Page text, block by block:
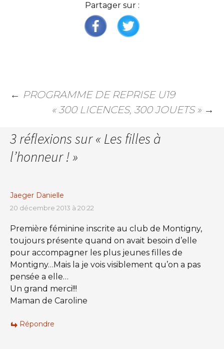
Partager sur :
← PROGRAMME DE REPRISE U19
« 300 LICENCES, 300 JOUETS » →
3 réflexions sur « Les filles à
l’honneur !»
Jaeger Danielle
20 décembre 2013 à 20:22
Première féminine inscrite au club de Montigny,
toujours présente quand on avait besoin d’elle
pour accompagner les plus jeunes filles de
Montigny…Mais la je vois visiblement qu’on a pas
pensée a elle…
Un grand merci!!!
Maman de Caroline
Répondre